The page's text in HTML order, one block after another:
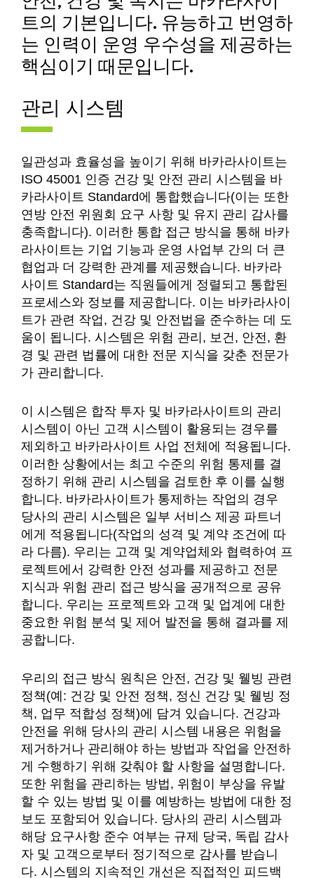
트의 기본입니다. 유능하고 번영하
는 인력이 운영 우수성을 제공하는
핵심이기 때문입니다.
관리 시스템
일관성과 효율성을 높이기 위해 바카라사이트는
ISO 45001 인증 건강 및 안전 관리 시스템을 바
카라사이트 Standard에 통합했습니다(이는 또한
연방 안전 위원회 요구 사항 및 유지 관리 감사를
충족합니다). 이러한 통합 접근 방식을 통해 바카
라사이트는 기업 기능과 운영 사업부 간의 더 큰
협업과 더 강력한 관계를 제공했습니다. 바카라
사이트 Standard는 직원들에게 정렬되고 통합된
프로세스와 정보를 제공합니다. 이는 바카라사이
트가 관련 작업, 건강 및 안전법을 준수하는 데 도
움이 됩니다. 시스템은 위험 관리, 보건, 안전, 환
경 및 관련 법률에 대한 전문 지식을 갖춘 전문가
가 관리합니다.
이 시스템은 합작 투자 및 바카라사이트의 관리
시스템이 아닌 고객 시스템이 활용되는 경우를
제외하고 바카라사이트 사업 전체에 적용됩니다.
이러한 상황에서는 최고 수준의 위험 통제를 결
정하기 위해 관리 시스템을 검토한 후 이를 실행
합니다. 바카라사이트가 통제하는 작업의 경우
당사의 관리 시스템은 일부 서비스 제공 파트너
에게 적용됩니다(작업의 성격 및 계약 조건에 따
라 다름). 우리는 고객 및 계약업체와 협력하여 프
로젝트에서 강력한 안전 성과를 제공하고 전문
지식과 위험 관리 접근 방식을 공개적으로 공유
합니다. 우리는 프로젝트와 고객 및 업계에 대한
중요한 위험 분석 및 제어 발전을 통해 결과를 제
공합니다.
우리의 접근 방식 원칙은 안전, 건강 및 웰빙 관련
정책(예: 건강 및 안전 정책, 정신 건강 및 웰빙 정
책, 업무 적합성 정책)에 담겨 있습니다. 건강과
안전을 위해 당사의 관리 시스템 내용은 위험을
제거하거나 관리해야 하는 방법과 작업을 안전하
게 수행하기 위해 갖춰야 할 사항을 설명합니다.
또한 위험을 관리하는 방법, 위험이 부상을 유발
할 수 있는 방법 및 이를 예방하는 방법에 대한 정
보도 포함되어 있습니다. 당사의 관리 시스템과
해당 요구사항 준수 여부는 규제 당국, 독립 감사
자 및 고객으로부터 정기적으로 감사를 받습니
다. 시스템의 지속적인 개선은 직접적인 피드백